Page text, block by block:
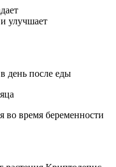
улучшает
день после еды
во время беременности